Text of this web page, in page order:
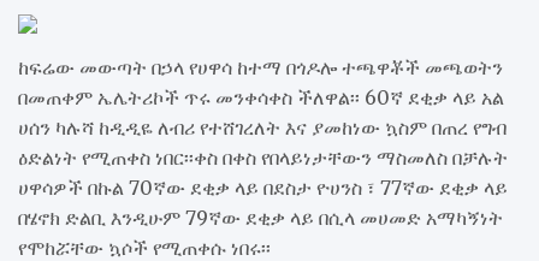
ከፍሬው መውጣት በኃላ የሀዋሳ ከተማ በጎዶሎ ተጫዋቾች መጫወትን
በመጠቀም ኤሌትሪኮች ጥሩ መንቀሳቀስ ችለዋል፡፡ 60ኛ ደቂቃ ላይ አል
ሀሰን ካሉሻ ከዲዲዬ ለብሪ የተሸገረለት እና ያመከነው ኳስም በጠረ የግብ
ዕድልነት የሚጠቀስ ነበር፡፡ቀስ በቀስ የበላይነታቸውን ማስመለስ በቻሉት
ሀዋሳዎች በኩል 70ኛው ደቂቃ ላይ በደስታ ዮሀንስ ፣ 77ኛው ደቂቃ ላይ
በሄኖክ ድልቢ እንዲሁም 79ኛው ደቂቃ ላይ በሲላ መሀመድ አማካኝነት
የሞከሯቸው ኳሶች የሚጠቀሱ ነበሩ፡፡